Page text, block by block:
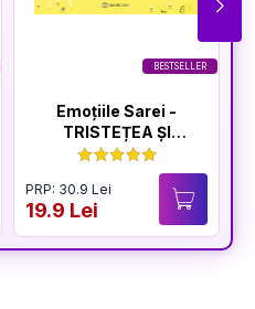
BESTSELLER
Emoțiile Sarei -
TRISTEȚEA ȘI
BUCURIA
PRP: 30.9 Lei
19.9 Lei